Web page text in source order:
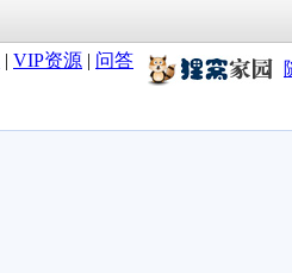
| VIP资源 | 问答